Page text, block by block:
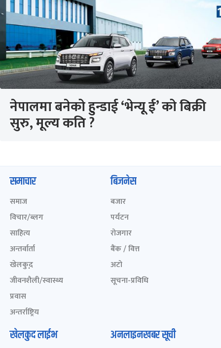
नेपालमा बनेको हुन्डाई ‘भेन्यू ई’ को बिक्री
सुरु, मूल्य कति ?
समाचार
समाज
विचार/ब्लग
साहित्य
अन्तर्वार्ता
खेलकुद़़
जीवनशैली/स्वास्थ्य
प्रवास
अन्तर्राष्ट्रिय
बिजनेस
बजार
पर्यटन
रोजगार
बैंक / वित्त
अटो
सूचना-प्रविधि
खेलकुद लाईभ अनलाइनखबर सूची